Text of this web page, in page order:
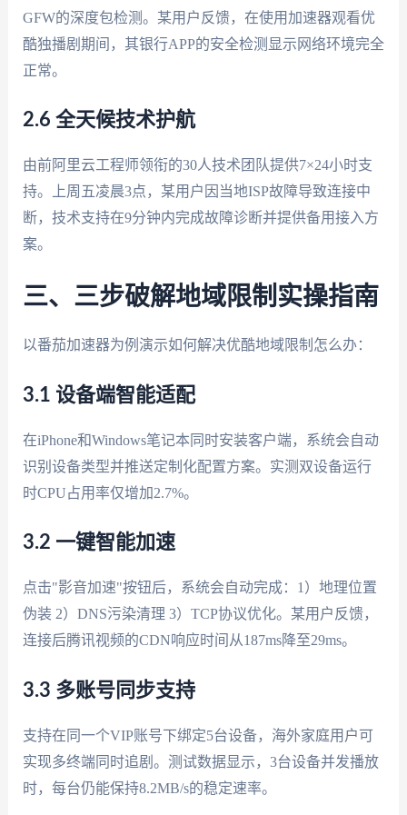
GFW的深度包检测。某用户反馈，在使用加速器观看优
酷独播剧期间，其银行APP的安全检测显示网络环境完全
正常。
2.6 全天候技术护航
由前阿里云工程师领衔的30人技术团队提供7×24小时支
持。上周五凌晨3点，某用户因当地ISP故障导致连接中
断，技术支持在9分钟内完成故障诊断并提供备用接入方
案。
三、三步破解地域限制实操指南
以番茄加速器为例演示如何解决优酷地域限制怎么办：
3.1 设备端智能适配
在iPhone和Windows笔记本同时安装客户端，系统会自动
识别设备类型并推送定制化配置方案。实测双设备运行
时CPU占用率仅增加2.7%。
3.2 一键智能加速
点击"影音加速"按钮后，系统会自动完成：1）地理位置
伪装 2）DNS污染清理 3）TCP协议优化。某用户反馈，
连接后腾讯视频的CDN响应时间从187ms降至29ms。
3.3 多账号同步支持
支持在同一个VIP账号下绑定5台设备，海外家庭用户可
实现多终端同时追剧。测试数据显示，3台设备并发播放
时，每台仍能保持8.2MB/s的稳定速率。